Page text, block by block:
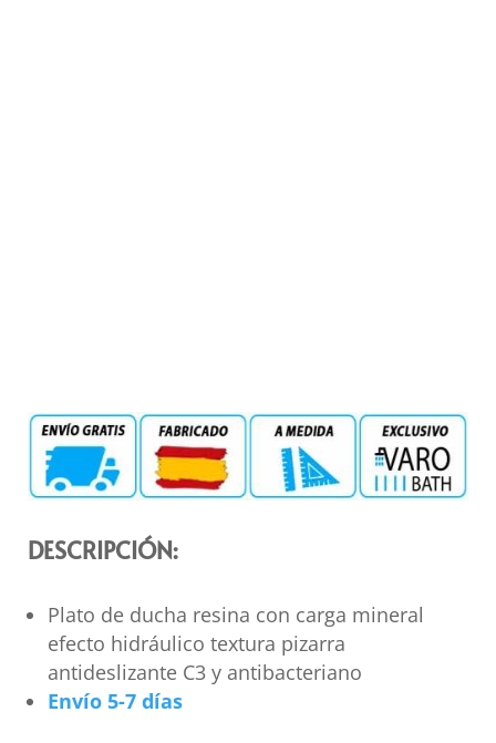
DESCRIPCIÓN:
Plato de ducha resina con carga mineral
efecto hidráulico textura pizarra
antideslizante C3 y antibacteriano
Envío 5-7 días